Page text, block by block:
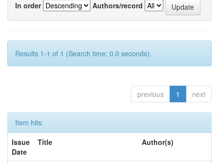
In order
Authors/record
Results 1-1 of 1 (Search time: 0.0 seconds).
previous 1 next
Item hits:
Issue
Date
Title Author(s)